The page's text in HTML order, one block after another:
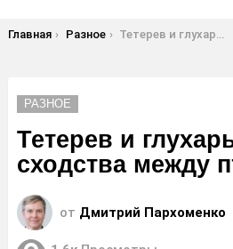
Вы здесь:
Главная Разное Тетерев и глухарь: отличия и сходства между птицами
РАЗНОЕ
Тетерев и
сходства между
от Дмитрий Пархоменко